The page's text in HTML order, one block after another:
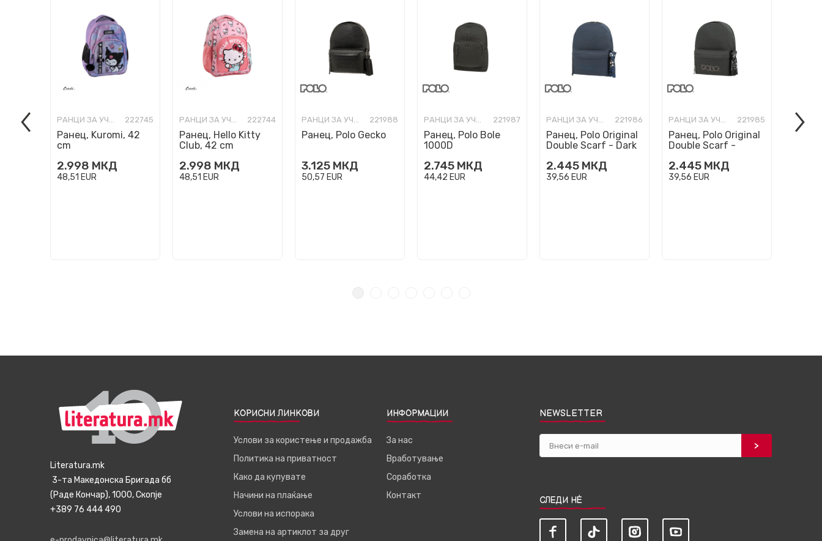
РАНЦИ ЗА УЧИЛИШТЕ 222745
Ранец, Kuromi, 42
cm
2.998 МКД
48,51 EUR
РАНЦИ ЗА УЧИЛИШТЕ 222744
Ранец, Hello Kitty
Club, 42 cm
2.998 МКД
48,51 EUR
РАНЦИ ЗА УЧИЛИШТЕ 221988
Ранец, Polo Gecko
3.125 МКД
50,57 EUR
РАНЦИ ЗА УЧИЛИШТЕ 221987
Ранец, Polo Bole
1000D
2.745 МКД
44,42 EUR
РАНЦИ ЗА УЧИЛИШТЕ 221986
Ранец, Polo Original
Double Scarf - Dark
2.445 МКД
39,56 EUR
РАНЦИ ЗА УЧИЛИШТЕ 221985
Ранец, Polo Original
Double Scarf -
2.445 МКД
39,56 EUR
Literatura.mk
3-та Македонска Бригада бб
(Раде Кончар), 1000, Скопје
+389 76 444 490
КОРИСНИ ЛИНКОВИ
Услови за користење и продажба
Политика на приватност
Како да купувате
Начини на плаќање
Услови на испорака
Замена на артиклот за друг
ИНФОРМАЦИИ
За нас
Вработување
Соработка
Контакт
NEWSLETTER
СЛЕДИ НЀ